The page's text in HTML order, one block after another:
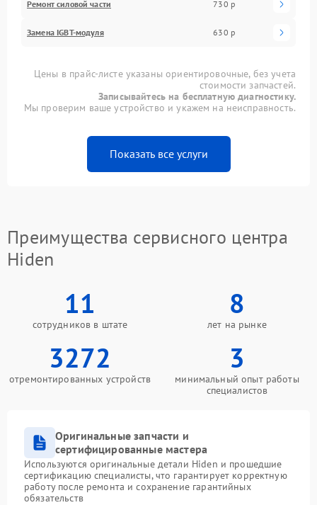
Ремонт силовой части 730 р
Замена IGBT-модуля 630 р
Цены в прайс-листе указаны ориентировочные, без учета
стоимости запчастей.
Записывайтесь на бесплатную диагностику.
Мы проверим ваше устройство и укажем на неисправность.
Показать все услуги
Преимущества сервисного центра
Hiden
11
сотрудников в штате
8
лет на рынке
3272
отремонтированных устройств
3
минимальный опыт работы
специалистов
Оригинальные запчасти и
сертифицированные мастера
Используются оригинальные детали Hiden и прошедшие
сертификацию специалисты, что гарантирует корректную
работу после ремонта и сохранение гарантийных
обязательств